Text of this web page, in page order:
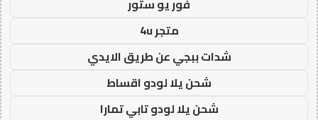
متجر 4u
شدات ببجي عن طريق الايدي
شحن يلا لودو اقساط
شحن يلا لودو تابي تمارا